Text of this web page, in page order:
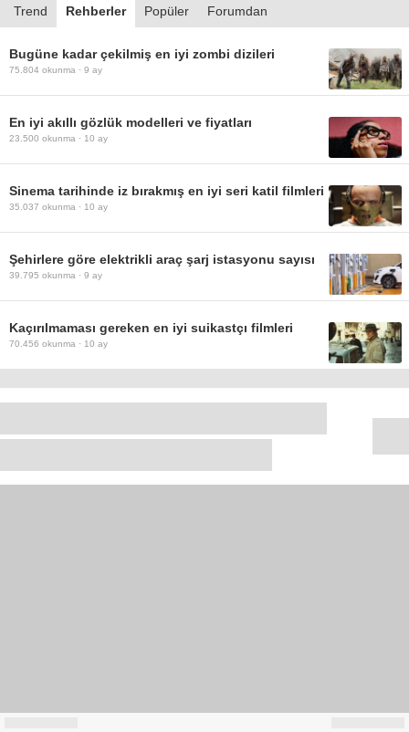
Trend Rehberler Popüler Forumdan
Bugüne kadar çekilmiş en iyi zombi dizileri
75.804 okunma · 9 ay
En iyi akıllı gözlük modelleri ve fiyatları
23.500 okunma · 10 ay
Sinema tarihinde iz bırakmış en iyi seri katil filmleri
35.037 okunma · 10 ay
Şehirlere göre elektrikli araç şarj istasyonu sayısı
39.795 okunma · 9 ay
Kaçırılmaması gereken en iyi suikastçı filmleri
70.456 okunma · 10 ay